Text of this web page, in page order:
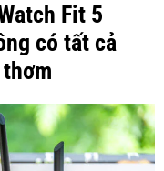
Fit 5
có tất cả